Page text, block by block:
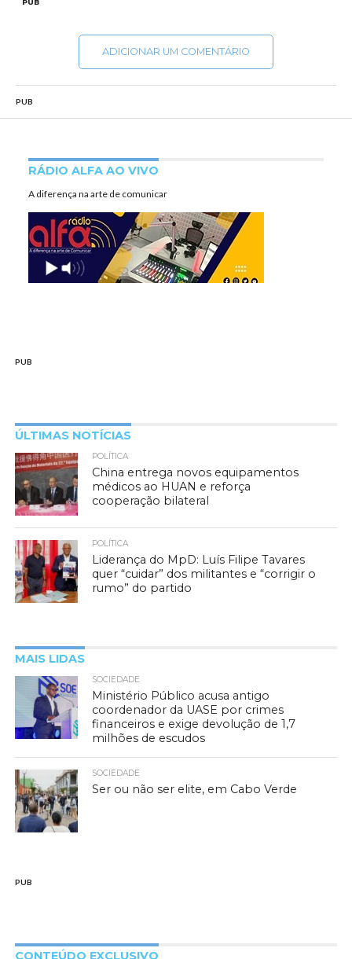
PUB
ADICIONAR UM COMENTÁRIO
PUB
RÁDIO ALFA AO VIVO
A diferença na arte de comunicar
PUB
ÚLTIMAS NOTÍCIAS
POLÍTICA
China entrega novos equipamentos
médicos ao HUAN e reforça
cooperação bilateral
POLÍTICA
Liderança do MpD: Luís Filipe Tavares
quer “cuidar” dos militantes e “corrigir o
rumo” do partido
MAIS LIDAS
SOCIEDADE
Ministério Público acusa antigo
coordenador da UASE por crimes
financeiros e exige devolução de 1,7
milhões de escudos
SOCIEDADE
Ser ou não ser elite, em Cabo Verde
PUB
CONTEÚDO EXCLUSIVO